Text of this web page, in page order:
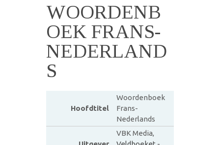
WOORDENB
OEK FRANS-
NEDERLAND
S
Hoofdtitel
Woordenboek
Frans-
Nederlands
VBK Media,